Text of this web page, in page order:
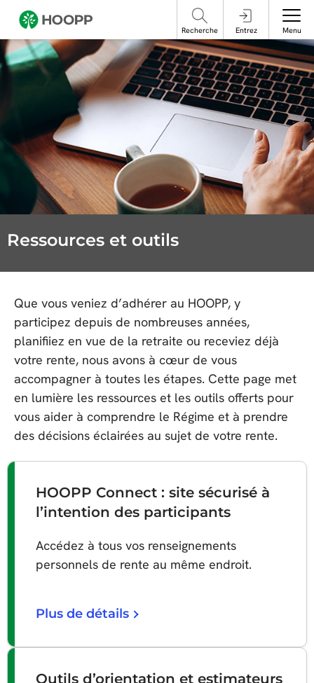
français, veuillez contacter le Services aux participants.
ne pas interagir avec ces publications et prenez les mesures nécessaires
pour vous protéger en ligne.
Recherche Entrez Menu
Ressources et outils
Que vous veniez d’adhérer au HOOPP, y
participez depuis de nombreuses années,
planifiiez en vue de la retraite ou receviez déjà
votre rente, nous avons à cœur de vous
accompagner à toutes les étapes. Cette page met
en lumière les ressources et les outils offerts pour
vous aider à comprendre le Régime et à prendre
des décisions éclairées au sujet de votre rente.
HOOPP Connect : site sécurisé à
l’intention des participants
Accédez à tous vos renseignements
personnels de rente au même endroit.
Plus de détails
Outils d’orientation et estimateurs